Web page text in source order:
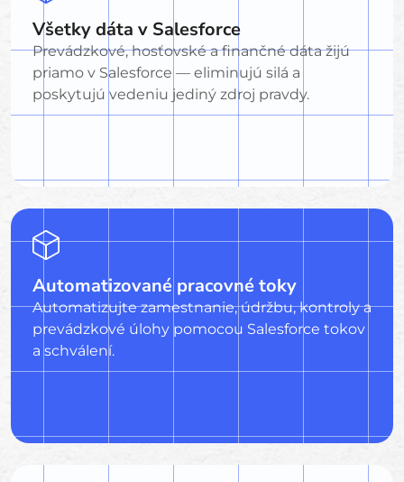
Všetky dáta v Salesforce
Prevádzkové, hosťovské a finančné dáta žijú
priamo v Salesforce — eliminujú silá a
poskytujú vedeniu jediný zdroj pravdy.
Automatizované pracovné toky
Automatizujte zamestnanie, údržbu, kontroly a
prevádzkové úlohy pomocou Salesforce tokov
a schválení.